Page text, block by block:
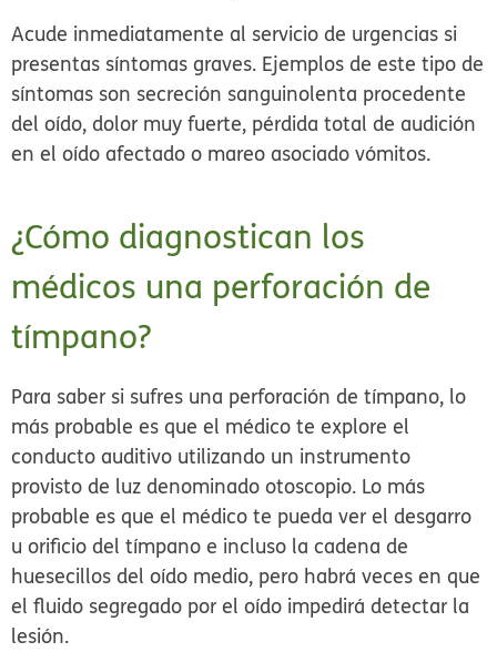
Acude inmediatamente al servicio de urgencias si
presentas síntomas graves. Ejemplos de este tipo de
síntomas son secreción sanguinolenta procedente
del oído, dolor muy fuerte, pérdida total de audición
en el oído afectado o mareo asociado vómitos.
¿Cómo diagnostican los
médicos una perforación de
tímpano?
Para saber si sufres una perforación de tímpano, lo
más probable es que el médico te explore el
conducto auditivo utilizando un instrumento
provisto de luz denominadootoscopio. Lo más
probable es que el médico te pueda ver el desgarro
u orificio del tímpano e incluso la cadena de
huesecillos del oído medio, pero habrá veces en que
el fluido segregado por el oído impedirá detectar la
lesión.